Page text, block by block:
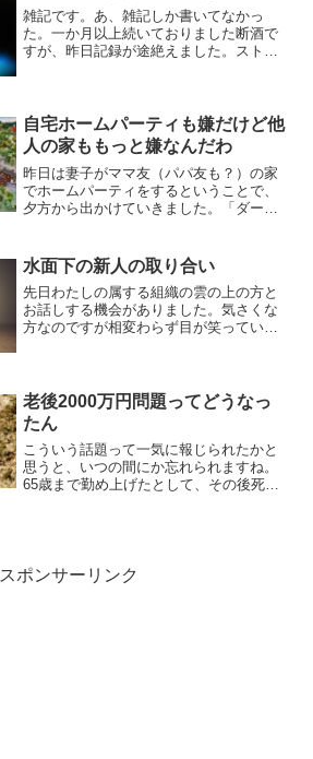
雑記です。あ、雑記しか書いてなかっ
た。一か月以上続いておりました断酒で
すが、昨日記録が途絶えました。ストレ
みたいな方）に「一杯だけ行...
自宅ホームパーティも嫌だけど他
人の家ももっと嫌なんだわ
昨日は妻子がママ友（パパ友も？）の家
でホームパーティをするということで、
夕方から出かけていきました。「ダーリ
す。ちょうど仕事もあったし、色々片付
けたいことがあったの...
水面下の新人の取り合い
先日わたしの属する組織の雲の上の方と
お話しする機会がありました。気さくな
方なのですが相変わらず目が笑っていな
た。考えたら後輩とし...
老後2000万円問題ってどうなっ
たん
こういう話題って一気に報じられたかと
思うと、いつの間にか忘れられますね。
65歳まで勤め上げたとして、その後死ぬ
スポンサーリンク